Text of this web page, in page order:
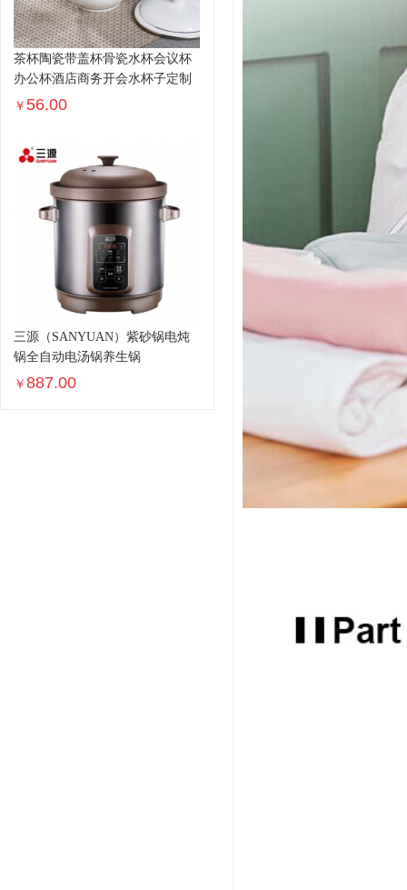
茶杯陶瓷带盖杯骨瓷水杯会议杯
办公杯酒店商务开会水杯子定制
￥ 56.00
三源（SANYUAN）紫砂锅电炖
锅全自动电汤锅养生锅
￥887.00